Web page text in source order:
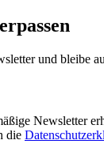
und bleibe
Newsletter
die